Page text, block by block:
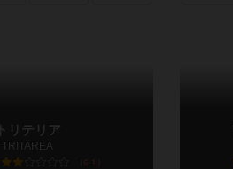
トリテリア
TRITAREA
6.1